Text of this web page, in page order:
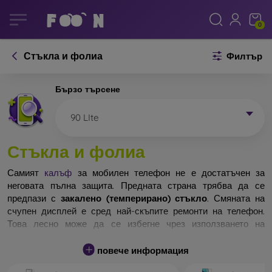
0
Стъкла и фолиа Филтър
Бързо търсене
90 LIte
Стъкла и фолиа
Самият калъф за мобилен телефон не е достатъчен за
неговата пълна защита. Предната страна трябва да се
предпази с закалено (темперирано) стъкло. Смяната на
счупен дисплей е сред най-скъпите ремонти на телефон.
Това лесно може да се избегне чрез използването на
Неразбиваемо стъкло за телефон не съществува, но при
повече информация